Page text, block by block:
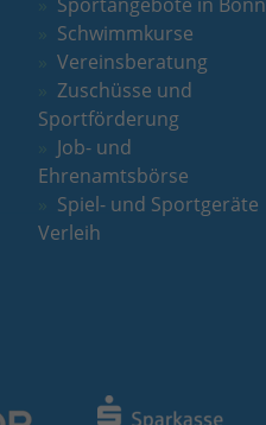
Schwimmkurse
Vereinsberatung
Zuschüsse und
Sportförderung
Job- und
Ehrenamtsbörse
Spiel- und Sportgeräte
Verleih